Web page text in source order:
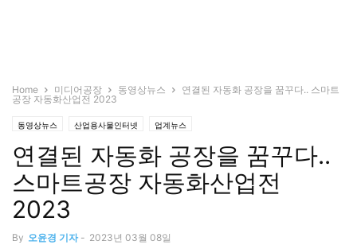
Home 미디어공장 동영상뉴스
연결된 자동화 공장을 꿈꾸다.. 스마트
공장 자동화산업전 2023
동영상뉴스 산업용사물인터넷 업계뉴스
연결된 자동화 공장을 꿈꾸다..
스마트공장 자동화산업전
2023
By 오윤경 기자 - 2023년 03월 08일